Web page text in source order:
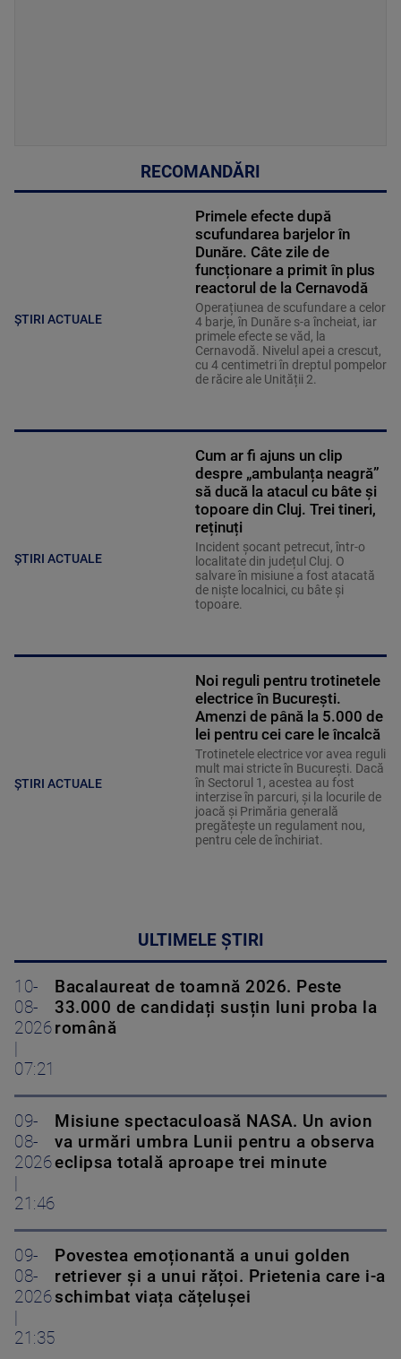
RECOMANDĂRI
ȘTIRI ACTUALE
Primele efecte după
scufundarea barjelor în
Dunăre. Câte zile de
funcționare a primit în plus
reactorul de la Cernavodă
Operațiunea de scufundare a celor
4 barje, în Dunăre s-a încheiat, iar
primele efecte se văd, la
Cernavodă. Nivelul apei a crescut,
cu 4 centimetri în dreptul pompelor
de răcire ale Unității 2.
ȘTIRI ACTUALE
Cum ar fi ajuns un clip
despre „ambulanța neagră”
să ducă la atacul cu bâte și
topoare din Cluj. Trei tineri,
reținuți
Incident șocant petrecut, într-o
localitate din județul Cluj. O
salvare în misiune a fost atacată
de niște localnici, cu bâte și
topoare.
ȘTIRI ACTUALE
Noi reguli pentru trotinetele
electrice în București.
Amenzi de până la 5.000 de
lei pentru cei care le încalcă
Trotinetele electrice vor avea reguli
mult mai stricte în București. Dacă
în Sectorul 1, acestea au fost
interzise în parcuri, și la locurile de
joacă și Primăria generală
pregătește un regulament nou,
pentru cele de închiriat.
ULTIMELE ȘTIRI
10-
08-
2026
07:21
Bacalaureat de toamnă 2026. Peste
33.000 de candidați susțin luni proba la
română
09-
08-
2026
21:46
Misiune spectaculoasă NASA. Un avion
va urmări umbra Lunii pentru a observa
eclipsa totală aproape trei minute
09-
08-
2026
21:35
Povestea emoționantă a unui golden
retriever și a unui rățoi. Prietenia care i-a
schimbat viața cățelușei